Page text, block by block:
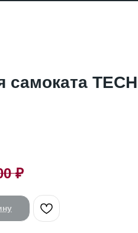
самоката
₽